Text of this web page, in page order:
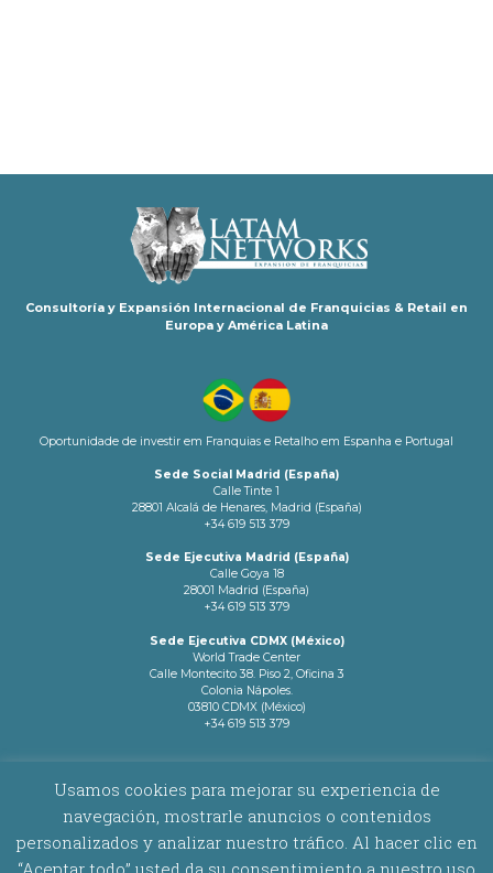
Consultoría y Expansión Internacional de Franquicias & Retail en
Europa y América Latina
Oportunidade de investir em Franquias e Retalho em Espanha e Portugal
Sede Social Madrid (España)
Calle Tinte 1
28801 Alcalá de Henares, Madrid (España)
+34 619 513 379
Sede Ejecutiva Madrid (España)
Calle Goya 18
28001 Madrid (España)
+34 619 513 379
Sede Ejecutiva CDMX (México)
World Trade Center
Calle Montecito 38. Piso 2, Oficina 3
Colonia Nápoles.
03810 CDMX (México)
+34 619 513 379
AVISO LEGAL
Copyright © 2026 Latam Networks. Todos los derechos reservados.
Usamos cookies para mejorar su experiencia de
navegación, mostrarle anuncios o contenidos
personalizados y analizar nuestro tráfico. Al hacer clic en
“Aceptar todo” usted da su consentimiento a nuestro uso